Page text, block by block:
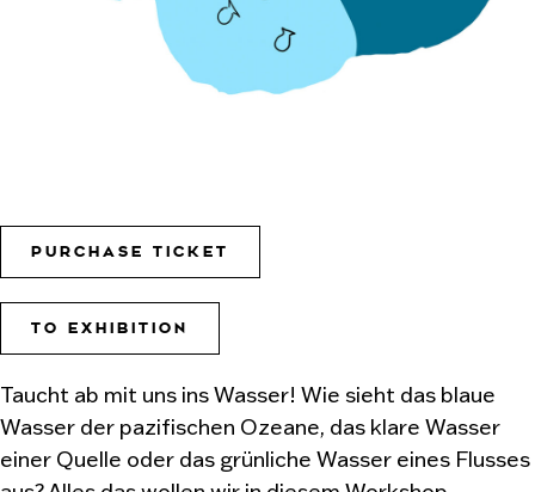
PURCHASE TICKET
TO EXHIBITION
Taucht ab mit uns ins Wasser! Wie sieht das blaue
Wasser der pazifischen Ozeane, das klare Wasser
einer Quelle oder das grünliche Wasser eines Flusses